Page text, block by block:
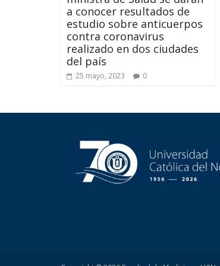
a conocer resultados de
estudio sobre anticuerpos
contra coronavirus
realizado en dos ciudades
del país
25 mayo, 2023 0